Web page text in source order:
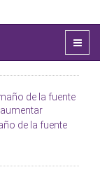
de la fuente
aumentar